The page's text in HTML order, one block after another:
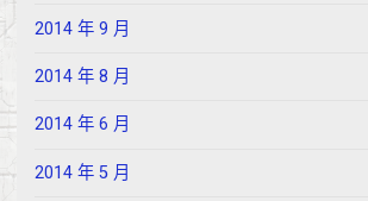
2014 年 9 月
2014 年 8 月
2014 年 6 月
2014 年 5 月